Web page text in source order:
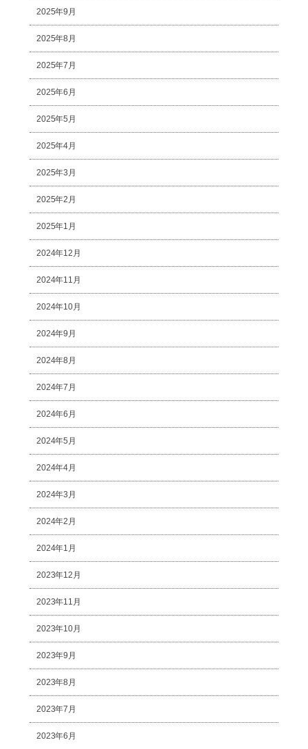
2025年9月
2025年8月
2025年7月
2025年6月
2025年5月
2025年4月
2025年3月
2025年2月
2025年1月
2024年12月
2024年11月
2024年10月
2024年9月
2024年8月
2024年7月
2024年6月
2024年5月
2024年4月
2024年3月
2024年2月
2024年1月
2023年12月
2023年11月
2023年10月
2023年9月
2023年8月
2023年7月
2023年6月